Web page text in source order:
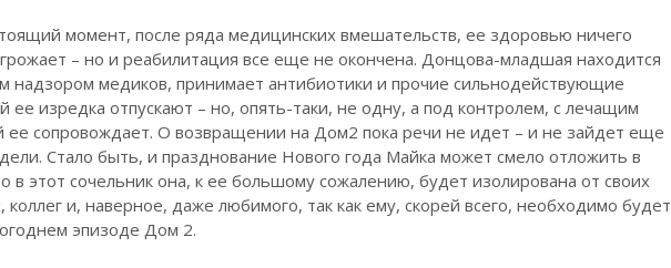
момент, после ряда медицинских вмешательств, ее здоровью ничего
– но и реабилитация все еще не окончена. Донцова-младшая находится
надзором медиков, принимает антибиотики и прочие сильнодействующие
ее изредка отпускают – но, опять-таки, не одну, а под контролем, с лечащим
ее сопровождает. О возвращении на Дом2 пока речи не идет – и не зайдет еще
Стало быть, и празднование Нового года Майка может смело отложить в
в этот сочельник она, к ее большому сожалению, будет изолирована от своих
коллег и, наверное, даже любимого, так как ему, скорей всего, необходимо будет
эпизоде Дом 2.